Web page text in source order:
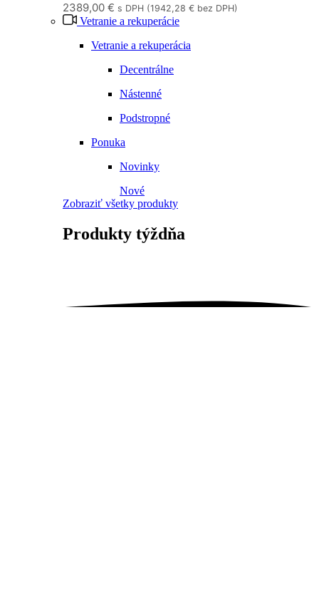
2389,00 € s DPH (1942,28 € bez DPH)
Vetranie a rekuperácie
Vetranie a rekuperácia
Decentrálne
Nástenné
Podstropné
Ponuka
Novinky
Nové
Zobraziť všetky produkty
Produkty týždňa